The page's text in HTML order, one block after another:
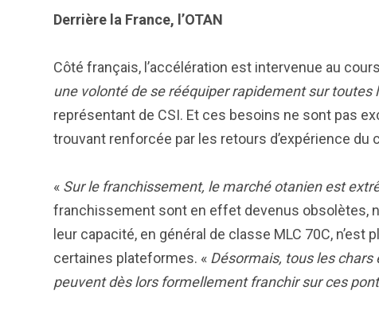
Derrière la France, l’OTAN
Côté français, l’accélération est intervenue au
une volonté de se rééquiper rapidement sur toutes
représentant de CSI. Et ces besoins ne sont pas
trouvant renforcée par les retours d’expérience du
« Sur le franchissement, le marché otanien est
franchissement sont en effet devenus obsolètes,
leur capacité, en général de classe MLC 70C,
certaines plateformes. « Désormais, tous les
peuvent dès lors formellement franchir sur ces